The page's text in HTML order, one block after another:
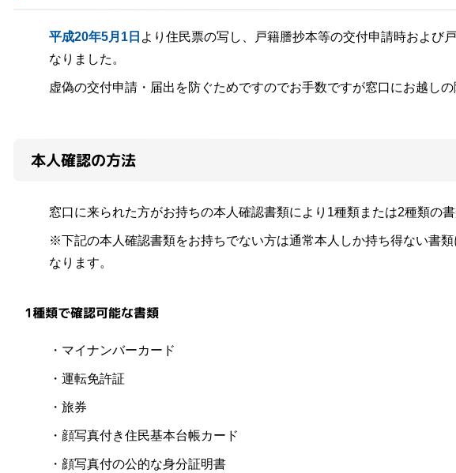
平成20年5月1日 より住民票の写し、戸籍謄抄本等の交付申請時および
なりました。
虚偽の交付申請・届出を防ぐためですのでお手数ですが窓口にお越し
本人確認の方法
窓口に来られた方がお持ちの本人確認書類により1種類または2種類の
※下記の本人確認書類をお持ちでない方は通常本人しか持ち得ない書
なります。
1種類で確認可能な書類
・マイナンバーカード
・運転免許証
・旅券
・顔写真付き住民基本台帳カード
・顔写真付の公的な身分証明書